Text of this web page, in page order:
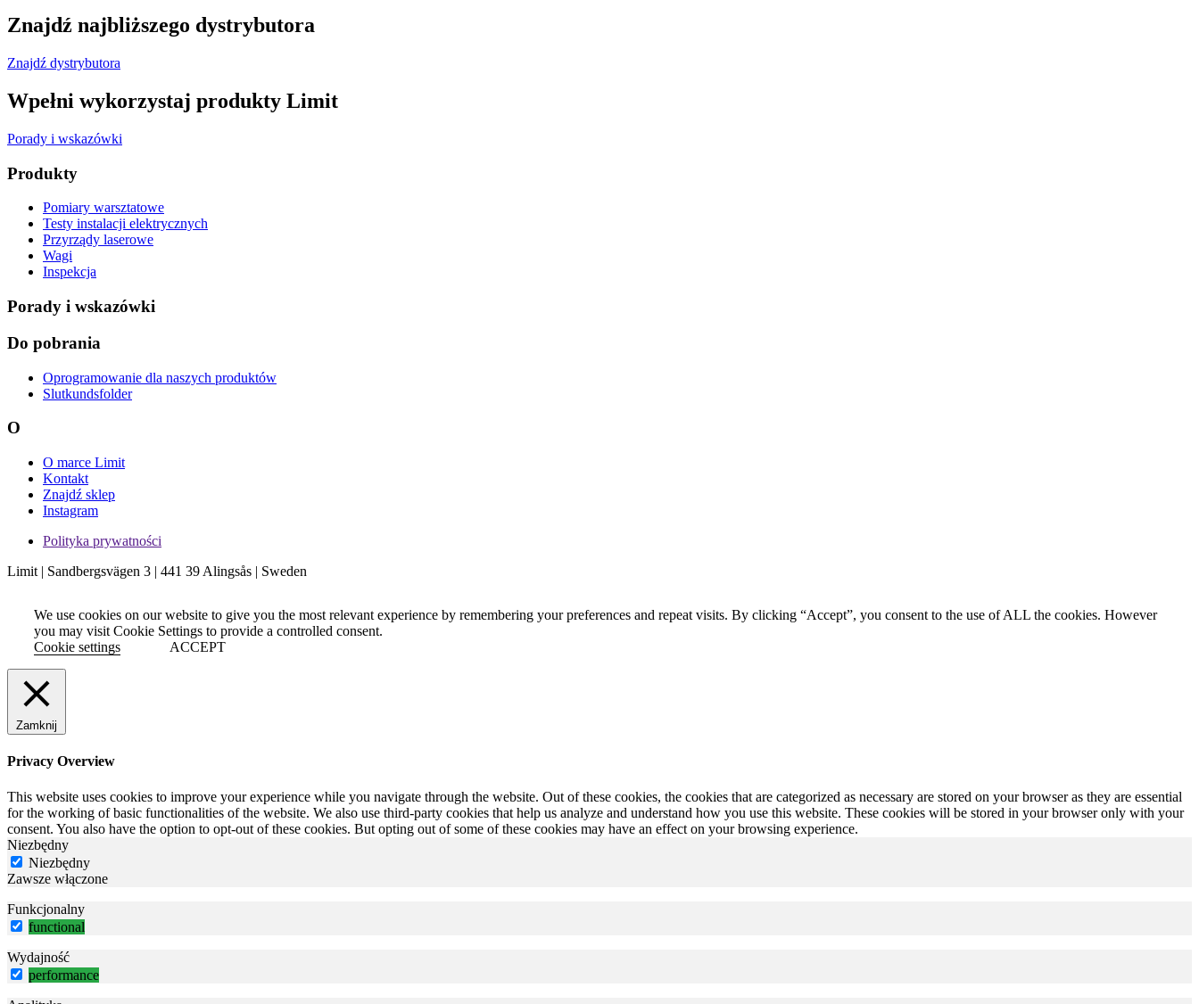
Znajdź najbliższego dystrybutora
Znajdź dystrybutora
Wpełni wykorzystaj produkty Limit
Porady i wskazówki
Produkty
Pomiary warsztatowe
Testy instalacji elektrycznych
Przyrządy laserowe
Wagi
Inspekcja
Porady i wskazówki
Do pobrania
Oprogramowanie dla naszych produktów
Slutkundsfolder
O
O marce Limit
Kontakt
Znajdź sklep
Instagram
Polityka prywatności
Limit | Sandbergsvägen 3 | 441 39 Alingsås | Sweden
We use cookies on our website to give you the most relevant experience by remembering your preferences and repeat visits. By clicking “Accept”, you consent to the use of ALL the cookies. However
you may visit Cookie Settings to provide a controlled consent.
Cookie settings
ACCEPT
Zamknij
Privacy Overview
This website uses cookies to improve your experience while you navigate through the website. Out of these cookies, the cookies that are categorized as necessary are stored on your browser as they are essential
for the working of basic functionalities of the website. We also use third-party cookies that help us analyze and understand how you use this website. These cookies will be stored in your browser only with your
consent. You also have the option to opt-out of these cookies. But opting out of some of these cookies may have an effect on your browsing experience.
Niezbędny
Niezbędny
Zawsze włączone
Funkcjonalny
functional
Wydajność
performance